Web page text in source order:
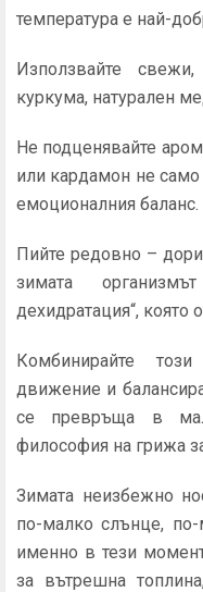
температура е най-
Използвайте
куркума, натурален
Не подценявайте
или кардамон не само
емоционалния баланс.
Пийте редовно –
зимата
дехидратация“, която
Комбинирайте
движение и
се превръща в
философия на грижа
Зимата неизбежно
по-малко слънце,
именно в тези
за вътрешна